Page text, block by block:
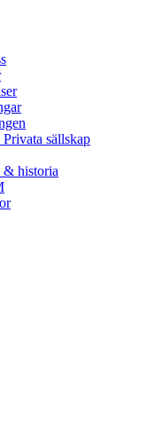
sällskap
& historia